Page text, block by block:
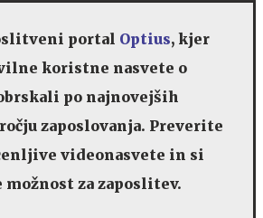
portal Optius, kjer
koristne nasvete o
po najnovejših
zaposlovanja. Preverite
videonasvete in si
za zaposlitev.